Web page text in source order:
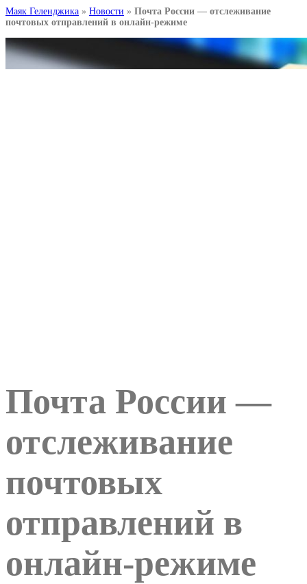
Маяк Геленджика » Новости » Почта России — отслеживание
почтовых отправлений в онлайн-режиме
Почта России —
отслеживание
почтовых
отправлений в
онлайн-режиме